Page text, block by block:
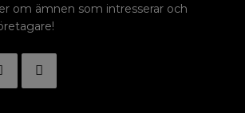
om ämnen som intresserar och